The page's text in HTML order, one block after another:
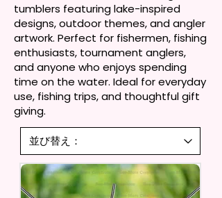
tumblers featuring lake-inspired
designs, outdoor themes, and angler
artwork. Perfect for fishermen, fishing
enthusiasts, tournament anglers,
and anyone who enjoys spending
time on the water. Ideal for everyday
use, fishing trips, and thoughtful gift
giving.